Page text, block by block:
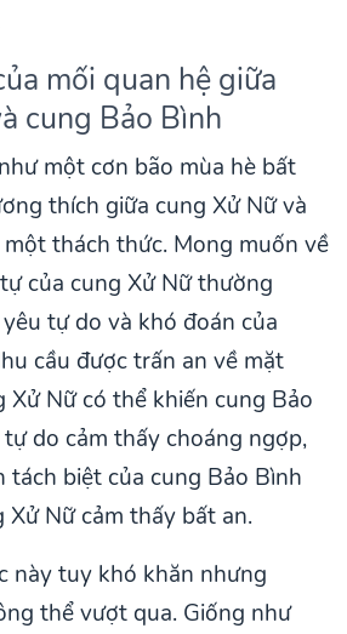
mối quan hệ giữa
cung Bảo Bình
một cơn bão mùa hè bất
thích giữa cung Xử Nữ và
thách thức. Mong muốn về
của cung Xử Nữ thường
tự do và khó đoán của
cầu được trấn an về mặt
Xử Nữ có thể khiến cung Bảo
do cảm thấy choáng ngợp,
biệt của cung Bảo Bình
Xử Nữ cảm thấy bất an.
này tuy khó khăn nhưng
thể vượt qua. Giống như